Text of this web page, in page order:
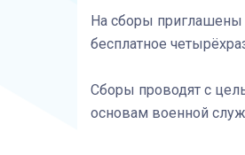
На сборы приглашены
бесплатное
Сборы проводят с
основам военной